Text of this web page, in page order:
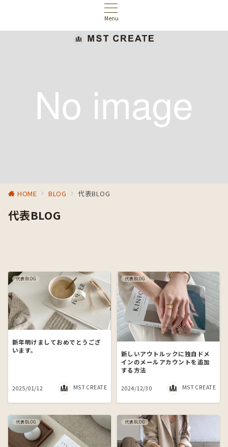
Menu
HOME BLOG 代表BLOG
代表BLOG
代表BLOG
新年明けましておめでとうござ
います。
2025/01/12 MST CREATE
代表BLOG
新しいアウトルックに独自ドメ
インのメールアカウントを追加
する方法
2024/12/30 MST CREATE
代表BLOG 代表BLOG